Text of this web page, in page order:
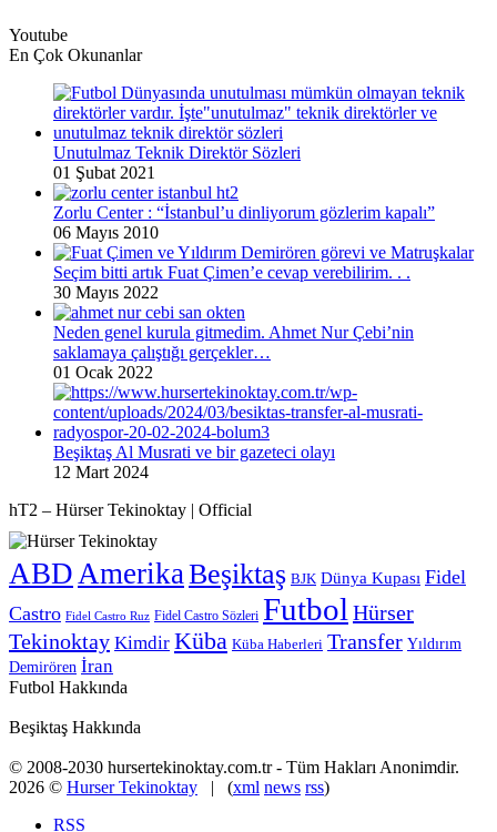
Youtube
En Çok Okunanlar
Unutulmaz Teknik Direktör Sözleri
01 Şubat 2021
Zorlu Center : “İstanbul’u dinliyorum gözlerim kapalı”
06 Mayıs 2010
Seçim bitti artık Fuat Çimen’e cevap verebilirim. . .
30 Mayıs 2022
Neden genel kurula gitmedim. Ahmet Nur Çebi’nin
saklamaya çalıştığı gerçekler…
01 Ocak 2022
Beşiktaş Al Musrati ve bir gazeteci olayı
12 Mart 2024
hT2 – Hürser Tekinoktay | Official
ABD Amerika Beşiktaş BJK Dünya Kupası Fidel
Castro Fidel Castro Ruz Fidel Castro Sözleri Futbol Hürser
Tekinoktay Kimdir Küba Küba Haberleri Transfer Yıldırım
Demirören İran
Futbol Hakkında
Beşiktaş Hakkında
© 2008-2030 hursertekinoktay.com.tr - Tüm Hakları Anonimdir.
2026 © Hurser Tekinoktay | (xml news rss)
RSS